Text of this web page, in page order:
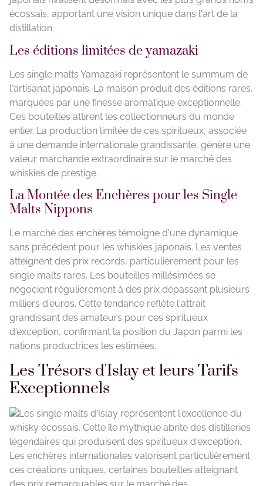
écossais, apportant une vision unique dans l'art de la
distillation.
Les éditions limitées de yamazaki
Les single malts Yamazaki représentent le summum de
l'artisanat japonais. La maison produit des éditions rares,
marquées par une finesse aromatique exceptionnelle.
Ces bouteilles attirent les collectionneurs du monde
entier. La production limitée de ces spiritueux, associée
à une demande internationale grandissante, génère une
valeur marchande extraordinaire sur le marché des
whiskies de prestige.
La Montée des Enchères pour les Single
Malts Nippons
Le marché des enchères témoigne d'une dynamique
sans précédent pour les whiskies japonais. Les ventes
atteignent des prix records, particulièrement pour les
single malts rares. Les bouteilles millésimées se
négocient régulièrement à des prix dépassant plusieurs
milliers d'euros. Cette tendance reflète l'attrait
grandissant des amateurs pour ces spiritueux
d'exception, confirmant la position du Japon parmi les
nations productrices les estimées.
Les Trésors d'Islay et leurs Tarifs
Exceptionnels
Les single malts d'Islay représentent l'excellence du
whisky écossais. Cette île mythique abrite des distilleries
légendaires qui produisent des spiritueux d'exception.
Les enchères internationales valorisent particulièrement
ces créations uniques, certaines bouteilles atteignant
des prix remarquables sur le marché des